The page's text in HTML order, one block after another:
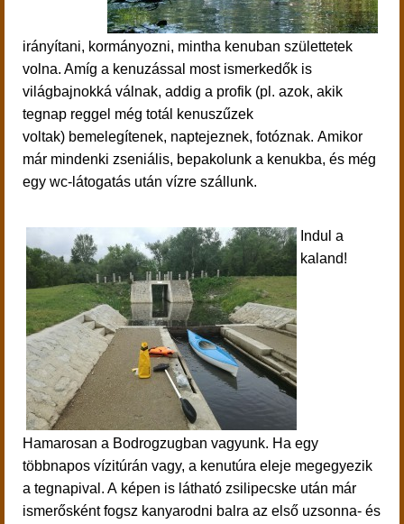
irányítani, kormányozni, mintha kenuban születtetek
volna. Amíg a kenuzással most ismerkedők is
világbajnokká válnak, addig a profik (pl. azok, akik
tegnap reggel még totál kenuszűzek
voltak) bemelegítenek, naptejeznek, fotóznak. Amikor
már mindenki zseniális, bepakolunk a kenukba, és még
egy wc-látogatás után vízre szállunk.
Indul a
kaland!
Hamarosan a Bodrogzugban vagyunk. Ha egy
többnapos vízitúrán vagy, a kenutúra eleje megegyezik
a tegnapival. A képen is látható zsilipecske után már
ismerősként fogsz kanyarodni balra az első uzsonna- és